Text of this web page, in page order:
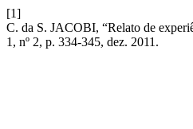
[1]
C. da S. JACOBI, “Relato de
1, nº 2, p. 334-345, dez. 2011.